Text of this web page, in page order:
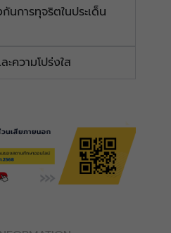
นการทุจริตในประเด็น
ความโปร่งใส